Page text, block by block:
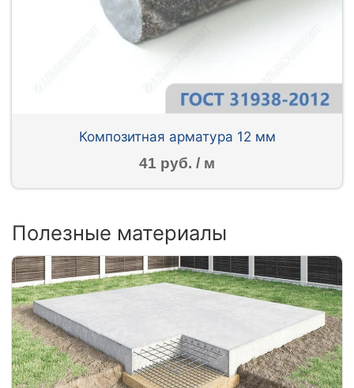
Композитная арматура 12 мм
41 руб. / м
Полезные материалы